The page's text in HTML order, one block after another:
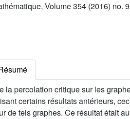
Volume 354 (2016) no.
la percolation critique sur les
certains résultats antérieurs,
de tels graphes. Ce résultat était